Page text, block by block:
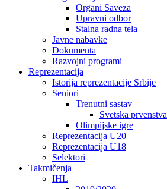
Organi Saveza
Upravni odbor
Stalna radna tela
Javne nabavke
Dokumenta
Razvojni programi
Reprezentacija
Istorija reprezentacije Srbije
Seniori
Trenutni sastav
Svetska prvenstva
Olimpijske igre
Reprezentacija U20
Reprezentacija U18
Selektori
Takmičenja
IHL